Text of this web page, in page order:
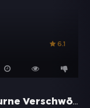
6.1
Die Bourne Verschwörung